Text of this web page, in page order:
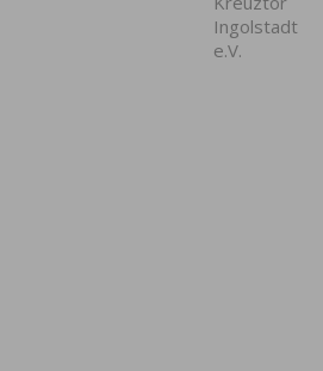
Ingolstadt
e.V.